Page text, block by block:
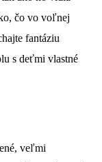
čo vo voľnej
fantáziu
s deťmi vlastné
veľmi